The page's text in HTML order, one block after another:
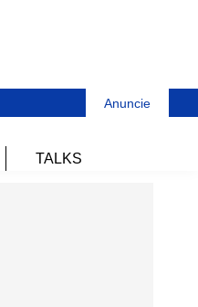
Anuncie
TALKS